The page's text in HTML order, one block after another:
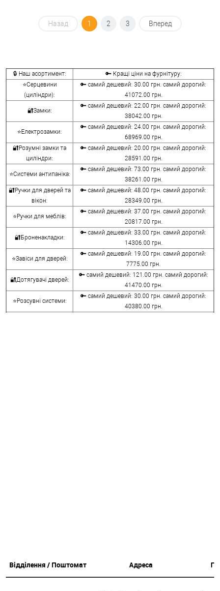
Назад 1 2 3 Вперед
🔒 Наш асортимент:
🔑 Кращі ціни на фурнітуру:
⭐Серцевини
(циліндри):
🔑 самий дешевий: 30.00 грн. самий дорогий:
41072.00 грн.
🔐Замки:
🔑 самий дешевий: 22.00 грн. самий дорогий:
38042.00 грн.
⭐Електрозамки:
🔑 самий дешевий: 24.00 грн. самий дорогий:
68969.00 грн.
🔐Розумні замки та
циліндри:
🔑 самий дешевий: 20.00 грн. самий дорогий:
28591.00 грн.
⭐Системи антипаніка:
🔑 самий дешевий: 73.00 грн. самий дорогий:
38261.00 грн.
🔐Ручки для дверей та
вікон:
🔑 самий дешевий: 48.00 грн. самий дорогий:
28349.00 грн.
⭐Ручки для меблів:
🔑 самий дешевий: 37.00 грн. самий дорогий:
20817.00 грн.
🔐Броненакладки:
🔑 самий дешевий: 33.00 грн. самий дорогий:
14306.00 грн.
⭐Завіси для дверей:
🔑 самий дешевий: 19.00 грн. самий дорогий:
7775.00 грн.
🔐Дотягувачі дверей:
🔑 самий дешевий: 121.00 грн. самий дорогий:
41470.00 грн.
⭐Розсувні системи:
🔑 самий дешевий: 30.00 грн. самий дорогий:
40380.00 грн.
Відділення / Поштомат Адреса